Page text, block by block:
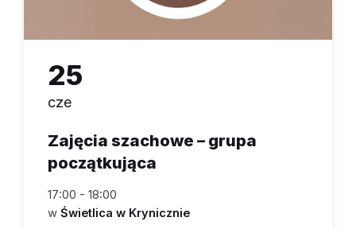
25
cze
Zajęcia szachowe – grupa
początkująca
17:00 - 18:00
w Świetlica w Krynicznie